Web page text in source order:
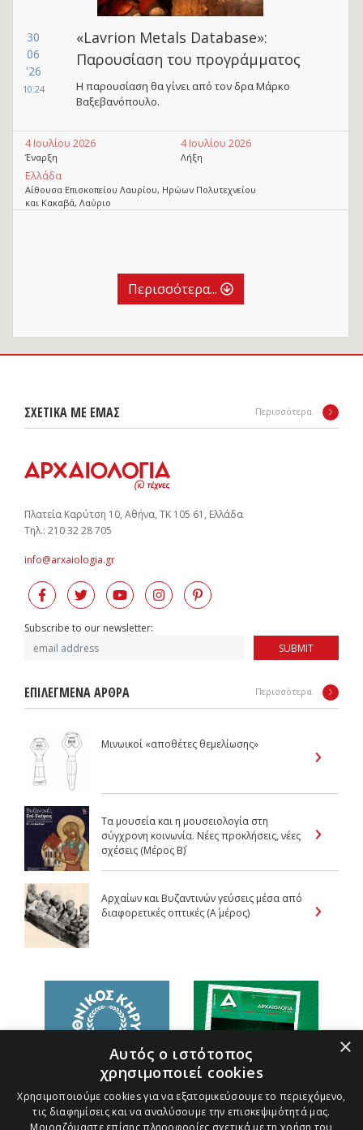
30
06
'26
10:24
«Lavrion Metals Database»:
Παρουσίαση του προγράμματος
Η παρουσίαση θα γίνει από τον δρα Μάρκο
Βαξεβανόπουλο.
4 Ιουλίου 2026
Έναρξη
4 Ιουλίου 2026
Λήξη
Ελλάδα
Αίθουσα Επισκοπείου Λαυρίου, Ηρώων Πολυτεχνείου
και Κακαβά, Λαύριο
Περισσότερα...
ΣΧΕΤΙΚΑ ΜΕ ΕΜΑΣ Περισσότερα
Πλατεία Καρύτση 10, Αθήνα, ΤΚ 105 61, Ελλάδα
Tηλ.: 210 32 28 705
info@arxaiologia.gr
Subscribe to our newsletter:
SUBMIT
ΕΠΙΛΕΓΜΕΝΑ ΑΡΘΡΑ Περισσότερα
Μινωικοί «αποθέτες θεμελίωσης»
Τα μουσεία και η μουσειολογία στη
σύγχρονη κοινωνία. Νέες προκλήσεις, νέες
σχέσεις (Μέρος B΄)
Αρχαίων και Βυζαντινών γεύσεις μέσα από
διαφορετικές οπτικές (Α΄ μέρος)
×
Αυτός ο ιστότοπος
χρησιμοποιεί cookies
Χρησιμοποιούμε cookies για να εξατομικεύσουμε το περιεχόμενο,
τις διαφημίσεις και να αναλύσουμε την επισκεψιμότητά μας.
Μοιραζόμαστε επίσης πληροφορίες σχετικά με τη χρήση του